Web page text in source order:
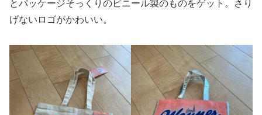
とパッケージそっくりのビニール製のものをゲット。さり
げないロゴがかわいい。